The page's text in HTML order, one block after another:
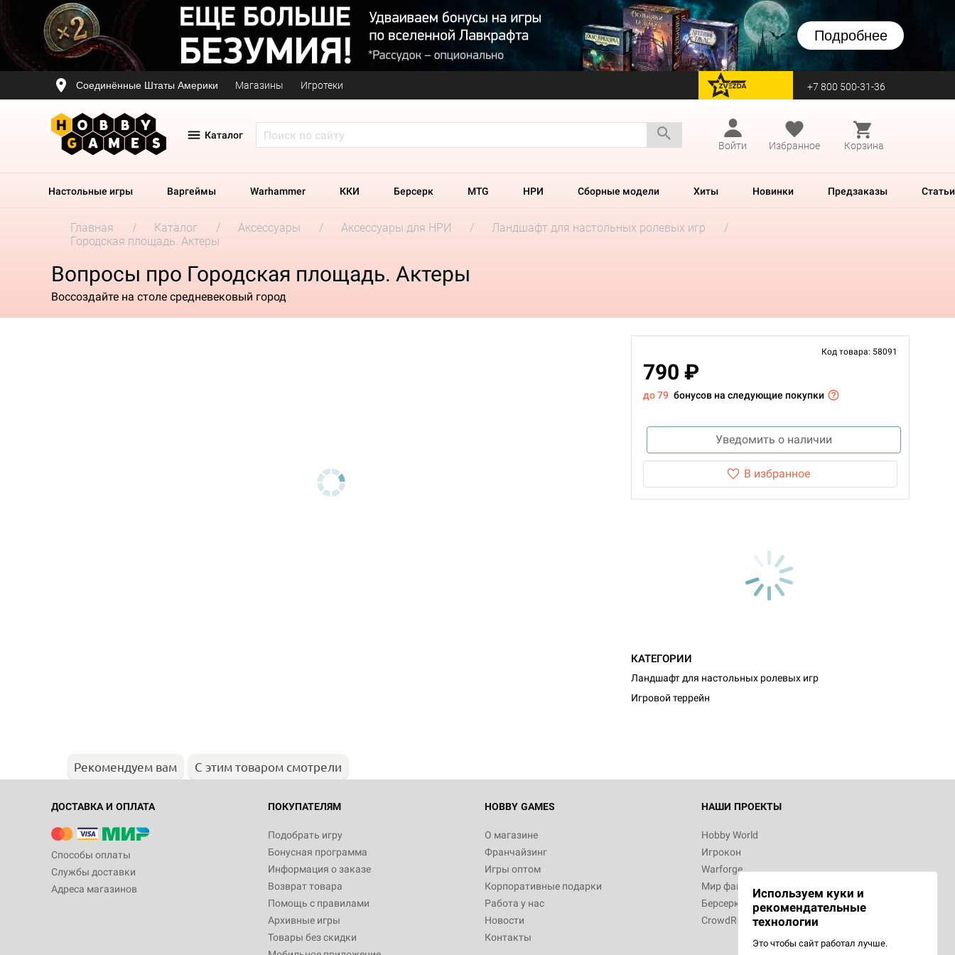
Подробнее
Соединённые Штаты Америки Магазины Игротеки перейти на Zvezda +7 800 500-31-36
Каталог
Войти
Избранное Корзина
Настольные игры Варгеймы Warhammer ККИ Берсерк MTG НРИ Сборные модели Хиты Новинки Предзаказы Статьи
Главная Каталог Аксессуары Аксессуары для НРИ
Ландшафт для настольных ролевых игр
Городская площадь. Актеры
Вопросы про Городская площадь. Актеры
Воссоздайте на cтоле средневековый город
Код товара: 58091
790 ₽
до 79 бонусов на следующие покупки
Уведомить о наличии
В избранное
КАТЕГОРИИ
Ландшафт для настольных ролевых игр
Игровой террейн
Рекомендуем вам С этим товаром смотрели
ДОСТАВКА И ОПЛАТА
Способы оплаты
Службы доставки
Адреса магазинов
ПОКУПАТЕЛЯМ
Подобрать игру
Бонусная программа
Информация о заказе
Возврат товара
Помощь с правилами
Архивные игры
Товары без скидки
HOBBY GAMES
О магазине
Франчайзинг
Игры оптом
Корпоративные подарки
Работа у нас
Новости
Контакты
НАШИ ПРОЕКТЫ
Hobby World
Игрокон
Warforge
Мир фантастики
Берсерк
CrowdRepublic
Используем куки и
рекомендательные
технологии
Это чтобы сайт работал лучше.